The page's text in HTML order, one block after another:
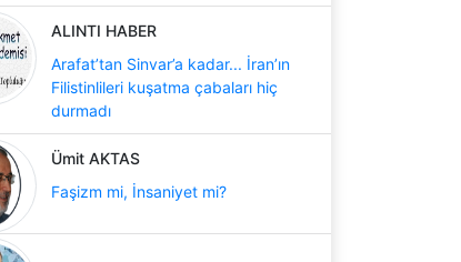
ALINTI HABER
Arafat’tan Sinvar’a kadar... İran’ın
Filistinlileri kuşatma çabaları hiç
durmadı
Ümit AKTAS
Faşizm mi, İnsaniyet mi?